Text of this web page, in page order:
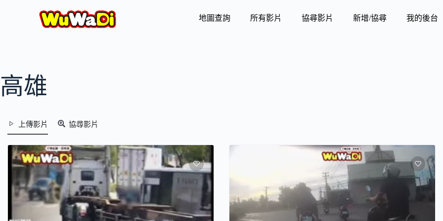
地圖查詢 所有影片 協尋影片 新增/協尋 我的後台
高雄
上傳影片 協尋影片